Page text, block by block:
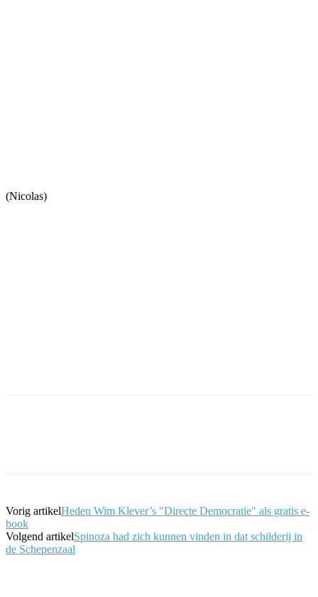
(Nicolas)
Vorig artikelHeden Wim Klever’s "Directe Democratie" als gratis e-
book
Volgend artikelSpinoza had zich kunnen vinden in dat schilderij in
de Schepenzaal